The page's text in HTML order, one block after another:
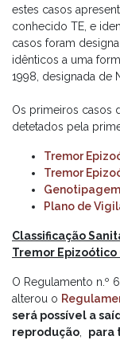
estes casos
conhecido TE, e
casos foram
idênticos a uma
1998, designada de
Os primeiros casos
detetados pela
Tremor
Tremor
Genotipagem
Plano de
Classificação
Tremor Epizoótico
O Regulamento n.º
alterou o
será possível a
reprodução
para